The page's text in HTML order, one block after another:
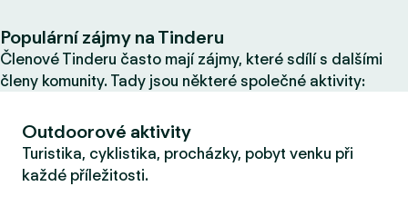
Populární zájmy na Tinderu
Členové Tinderu často mají zájmy, které sdílí s dalšími
členy komunity. Tady jsou některé společné aktivity:
Outdoorové aktivity
Turistika, cyklistika, procházky, pobyt venku při
každé příležitosti.